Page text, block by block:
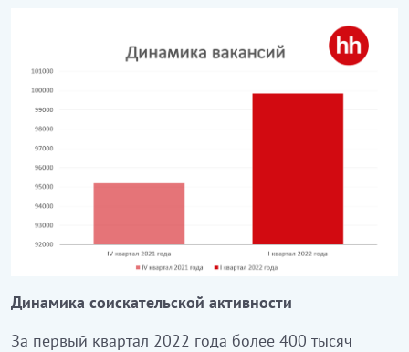
Динамика соискательской активности
За первый квартал 2022 года более 400 тысяч